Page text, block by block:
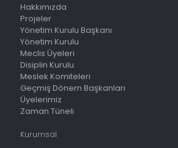
Hakkımızda
Projeler
Yönetim Kurulu Başkanı
Yönetim Kurulu
Meclis Üyeleri
Disiplin Kurulu
Meslek Komiteleri
Geçmiş Dönem Başkanları
Üyelerimiz
Zaman Tüneli
Kurumsal